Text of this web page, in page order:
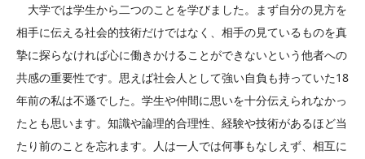
大学では学生から二つのことを学びました。まず自分の見方を
相手に伝える社会的技術だけではなく、相手の見ているものを真
摯に探らなければ心に働きかけることができないという他者への
共感の重要性です。思えば社会人として強い自負も持っていた18
年前の私は不遜でした。学生や仲間に思いを十分伝えられなかっ
たとも思います。知識や論理的合理性、経験や技術があるほど当
たり前のことを忘れます。人は一人では何事もなしえず、相互に